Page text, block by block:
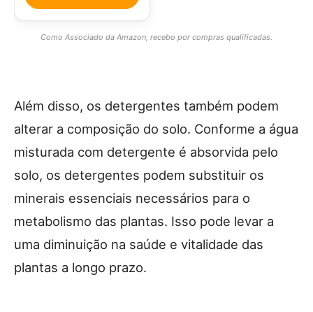
Como Associado da Amazon, recebo por compras qualificadas.
Além disso, os detergentes também podem
alterar a composição do solo. Conforme a água
misturada com detergente é absorvida pelo
solo, os detergentes podem substituir os
minerais essenciais necessários para o
metabolismo das plantas. Isso pode levar a
uma diminuição na saúde e vitalidade das
plantas a longo prazo.